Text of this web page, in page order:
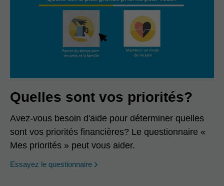
Quelles sont vos priorités?
Avez-vous besoin d'aide pour déterminer quelles
sont vos priorités financières? Le questionnaire «
Mes priorités » peut vous aider.
Essayez le questionnaire opens in a new window